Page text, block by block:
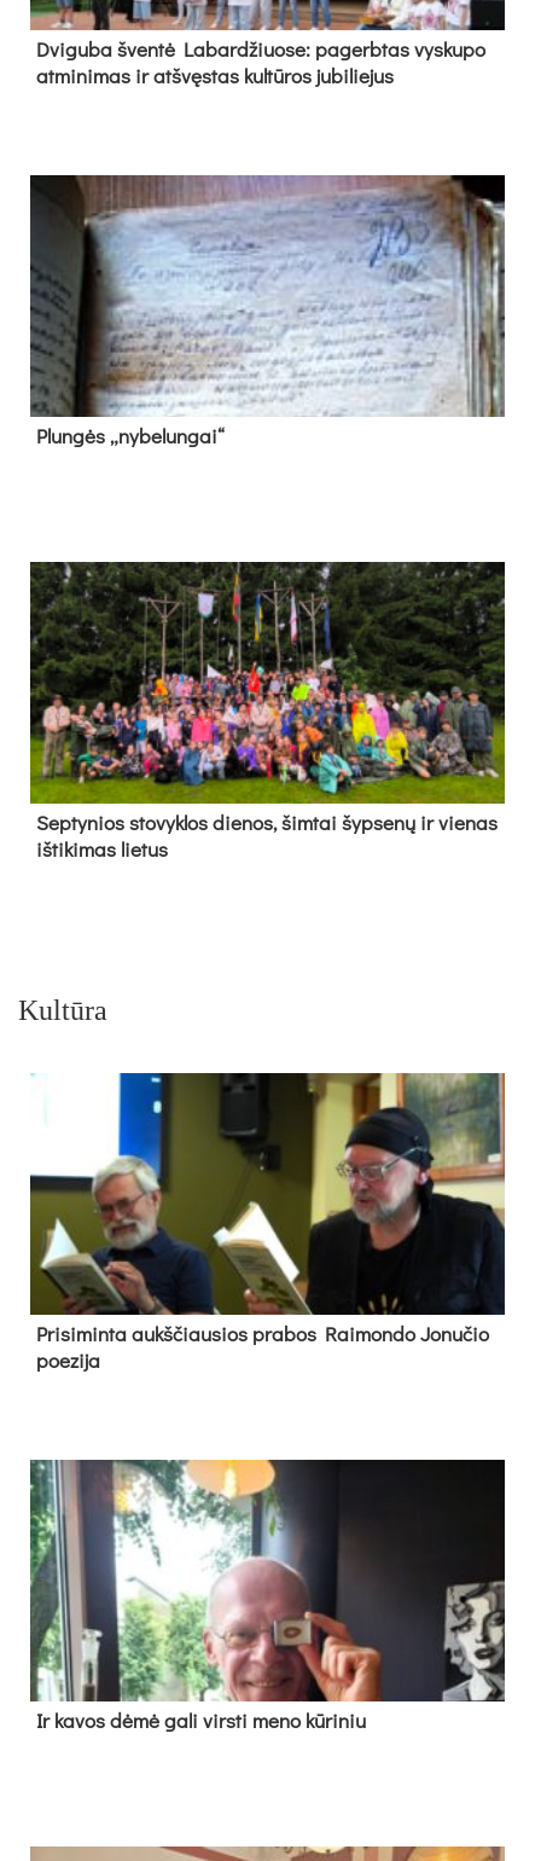
Dvi­gu­ba šven­tė La­bar­džiuo­se: pa­gerb­tas vys­ku­po
at­mi­ni­mas ir at­švęs­tas kul­tū­ros ju­bi­lie­jus
Plun­gės „ny­be­lun­gai“
Sep­ty­nios sto­vyk­los die­nos, šim­tai šyp­se­nų ir vie­nas
iš­ti­ki­mas lie­tus
Kultūra
Pri­si­min­ta aukš­čiau­sios pra­bos Rai­mon­do Jo­nu­čio
poe­zi­ja
Ir ka­vos dė­mė ga­li virs­ti me­no kū­ri­niu